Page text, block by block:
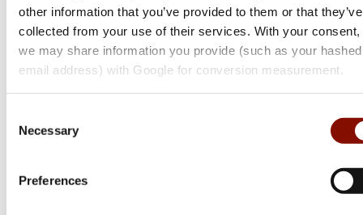
other information that you’ve provided to them or that they’ve
collected from your use of their services. With your consent,
we may share information you provide (such as your hashed
email address) with Google for conversion measurement.
Selection
Necessary
Preferences
T3x Lite